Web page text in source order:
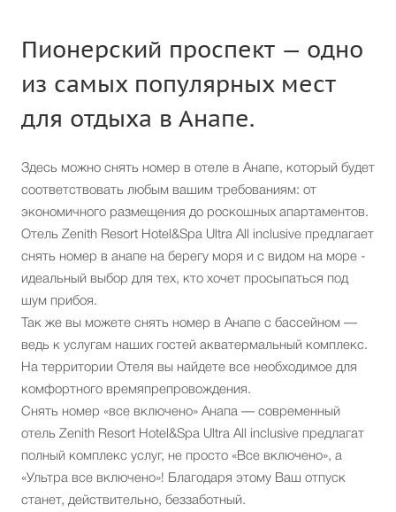
Пионерский проспект — одно
из самых популярных мест
для отдыха в Анапе.
Здесь можно снять номер в отеле в Анапе, который будет
соответствовать любым вашим требованиям: от
экономичного размещения до роскошных апартаментов.
Отель Zenith Resort Hotel&Spa Ultra All inclusive предлагает
снять номер в анапе на берегу моря и с видом на море -
идеальный выбор для тех, кто хочет просыпаться под
шум прибоя.
Так же вы можете снять номер в Анапе с бассейном —
ведь к услугам наших гостей акватермальный комплекс.
На территории Отеля вы найдете все необходимое для
комфортного времяпрепровождения.
Снять номер «все включено» Анапа — современный
отель Zenith Resort Hotel&Spa Ultra All inclusive предлагат
полный комплекс услуг, не просто «Все включено», а
«Ультра все включено»! Благодаря этому Ваш отпуск
станет, действительно, беззаботный.